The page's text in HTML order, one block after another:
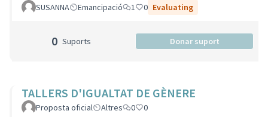
SUSANNA Emancipació 1 0 Evaluating
0 Suports Donar suport
TALLERS D'IGUALTAT DE GÈNERE
Proposta oficial Altres 0 0